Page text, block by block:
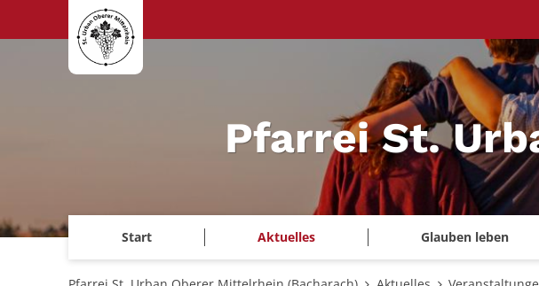
Zum Inhalt springen
Pfarrei St.
Start Aktuelles Glauben leben